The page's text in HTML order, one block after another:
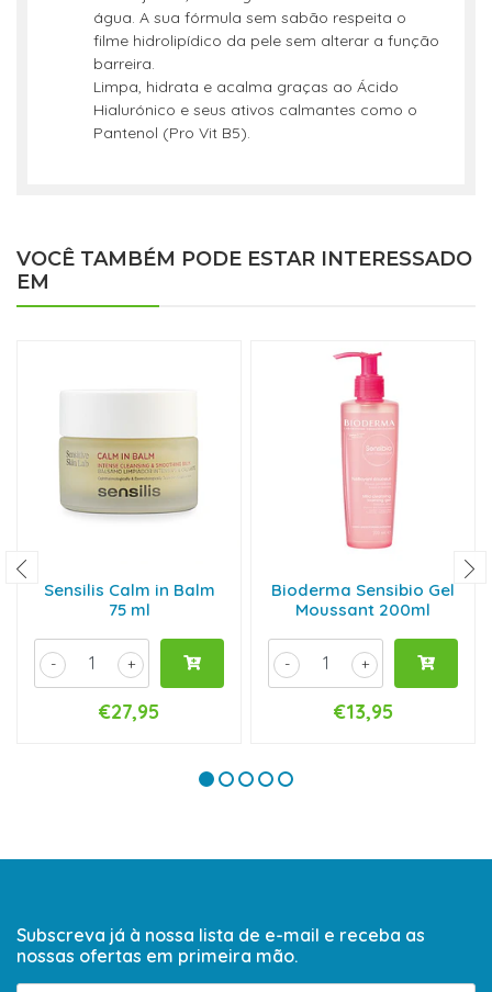
água. A sua fórmula sem sabão respeita o
filme hidrolipídico da pele sem alterar a função
barreira.
Limpa, hidrata e acalma graças ao Ácido
Hialurónico e seus ativos calmantes como o
Pantenol (Pro Vit B5).
VOCÊ TAMBÉM PODE ESTAR INTERESSADO
EM
Sensilis Calm in Balm
75 ml
+
-
€27,95
Bioderma Sensibio Gel
Moussant 200ml
+
-
€13,95
Subscreva já à nossa lista de e-mail e receba as
nossas ofertas em primeira mão.